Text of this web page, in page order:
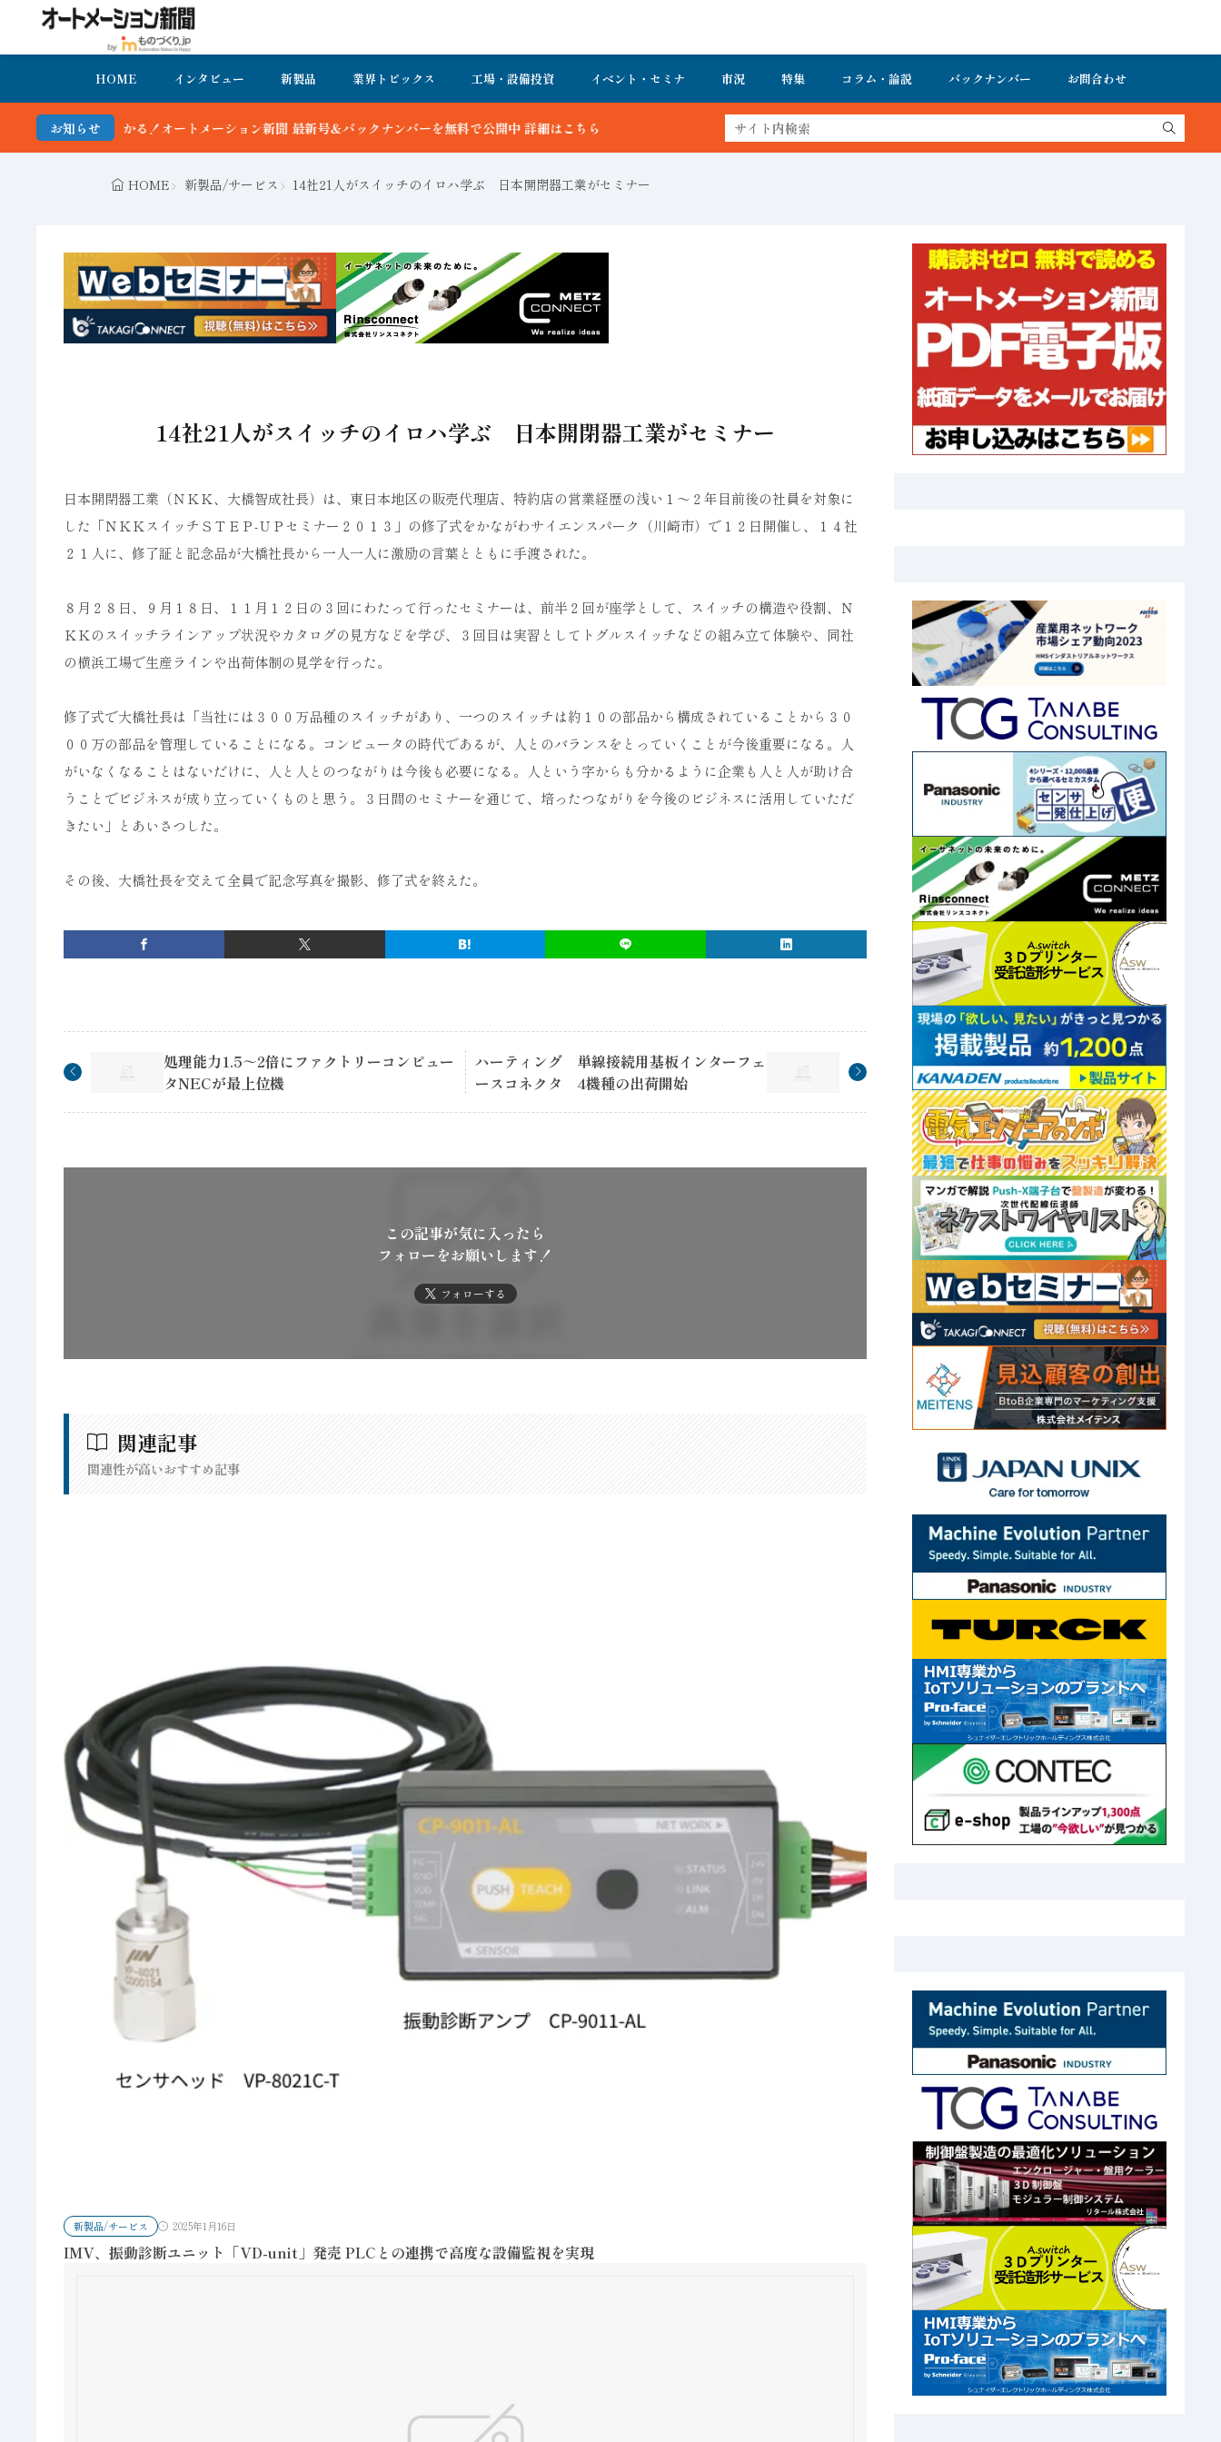
HOME インタビュー 新製品 業界トピックス 工場・設備投資 イベント・セミナ 市況 特集 コラム・論説 バックナンバー お問合わせ
お知らせ
オートメーション新聞 最新号＆バックナンバーを無料で公開中 詳細はこちら
HOME 新製品/サービス 14社21人がスイッチのイロハ学ぶ 日本開閉器工業がセミナー
14社21人がスイッチのイロハ学ぶ 日本開閉器工業がセミナー
日本開閉器工業（ＮＫＫ、大橋智成社長）は、東日本地区の販売代理店、特約店の営業経歴の浅い１～２年目前後の社員を対象に
した「ＮＫＫスイッチＳＴＥＰ‐ＵＰセミナー２０１３」の修了式をかながわサイエンスパーク（川崎市）で１２日開催し、１４社
２１人に、修了証と記念品が大橋社長から一人一人に激励の言葉とともに手渡された。
８月２８日、９月１８日、１１月１２日の３回にわたって行ったセミナーは、前半２回が座学として、スイッチの構造や役割、Ｎ
ＫＫのスイッチラインアップ状況やカタログの見方などを学び、３回目は実習としてトグルスイッチなどの組み立て体験や、同社
の横浜工場で生産ラインや出荷体制の見学を行った。
修了式で大橋社長は「当社には３００万品種のスイッチがあり、一つのスイッチは約１０の部品から構成されていることから３０
００万の部品を管理していることになる。コンピュータの時代であるが、人とのバランスをとっていくことが今後重要になる。人
がいなくなることはないだけに、人と人とのつながりは今後も必要になる。人という字からも分かるように企業も人と人が助け合
うことでビジネスが成り立っていくものと思う。３日間のセミナーを通じて、培ったつながりを今後のビジネスに活用していただ
きたい」とあいさつした。
その後、大橋社長を交えて全員で記念写真を撮影、修了式を終えた。
処理能力1.5～2倍にファクトリーコンピュー
タNECが最上位機
ハーティング 単線接続用基板インターフェ
ースコネクタ 4機種の出荷開始
この記事が気に入ったら
フォローをお願いします！
フォローする
関連記事
関連性が高いおすすめ記事
新製品/サービス 2025年1月16日
IMV、振動診断ユニット「VD-unit」発売 PLCとの連携で高度な設備監視を実現